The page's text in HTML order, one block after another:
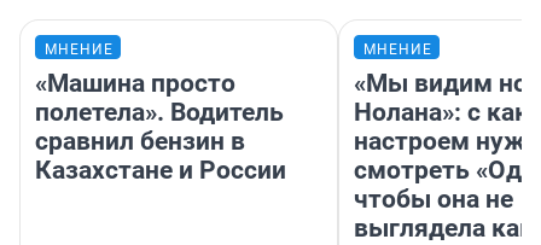
МНЕНИЕ
«Машина просто
полетела». Водитель
сравнил бензин в
Казахстане и России
МНЕНИЕ
«Мы видим
Нолана»: с
настроем
смотреть
чтобы она не
выглядела как